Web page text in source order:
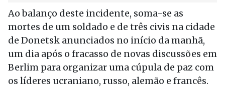
Ao balanço deste incidente, soma-se as
mortes de um soldado e de três civis na cidade
de Donetsk anunciados no início da manhã,
um dia após o fracasso de novas discussões em
Berlim para organizar uma cúpula de paz com
os líderes ucraniano, russo, alemão e francês.